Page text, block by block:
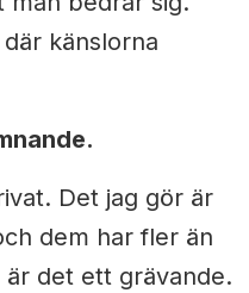
känslorna
Det jag gör är
dem har fler än
det ett grävande.